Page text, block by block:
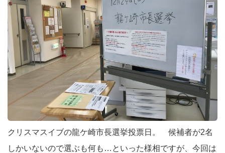
クリスマスイブの龍ケ崎市長選挙投票日。 候補者が2名
しかいないので選ぶも何も…といった様相ですが、今回は